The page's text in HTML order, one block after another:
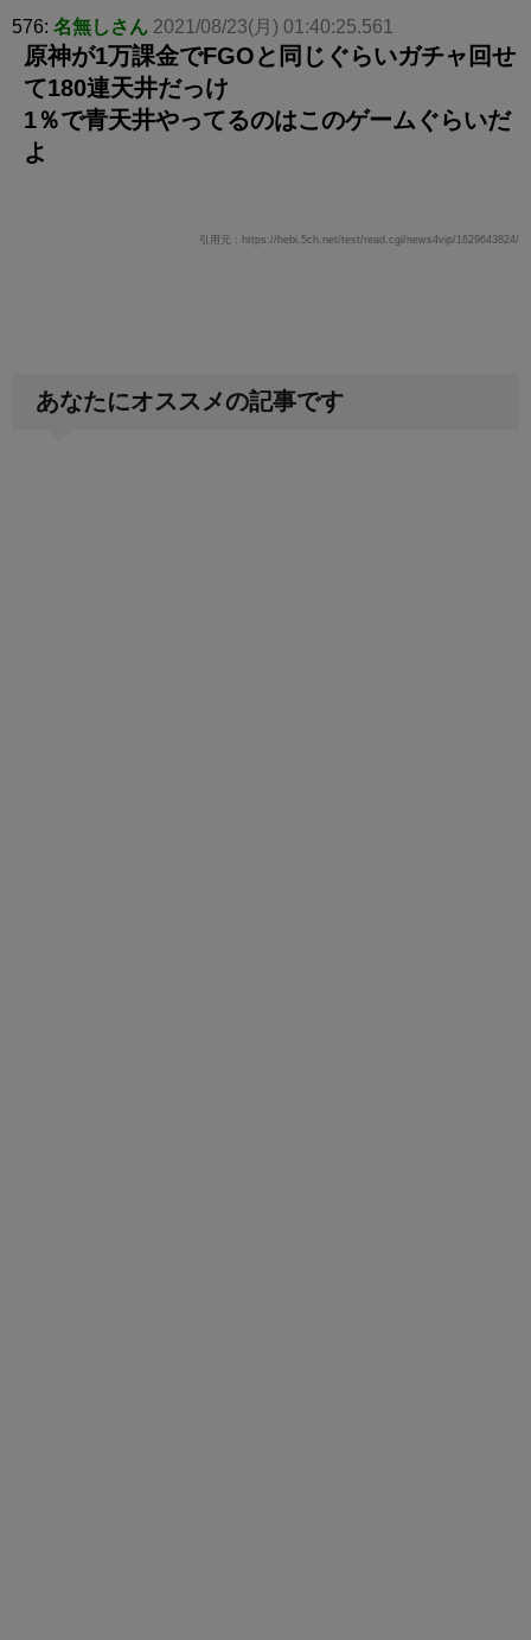
576: 名無しさん 2021/08/23(月) 01:40:25.561
原神が1万課金でFGOと同じぐらいガチャ回せ
て180連天井だっけ
1％で青天井やってるのはこのゲームぐらいだ
よ
引用元：https://hebi.5ch.net/test/read.cgi/news4vip/1629643824/
あなたにオススメの記事です